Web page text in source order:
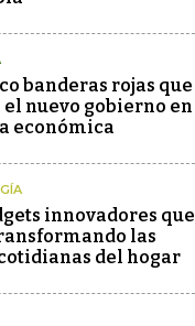
banderas rojas que
el nuevo gobierno en
económica
innovadores que
las
del hogar